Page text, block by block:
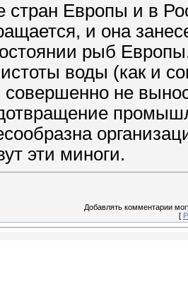
стран Европы и в
и она
рыб
воды (как и
не
эти миноги.
Добавлять комментарии
[